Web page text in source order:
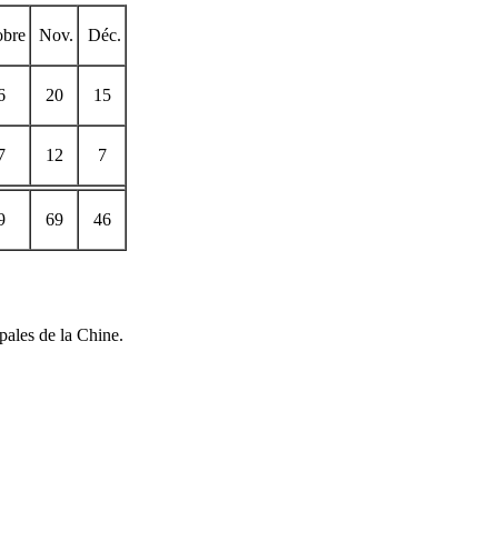
Nov. Déc.
20 15
12 7
69 46
de la Chine.